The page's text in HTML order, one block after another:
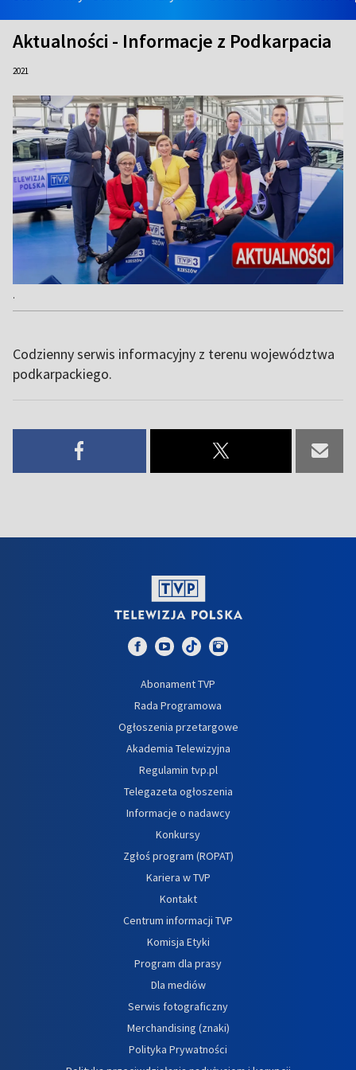
Aktualności - Informacje z Podkarpacia
2021
.
Codzienny serwis informacyjny z terenu województwa
podkarpackiego.
Abonament TVP
Rada Programowa
Ogłoszenia przetargowe
Akademia Telewizyjna
Regulamin tvp.pl
Telegazeta ogłoszenia
Informacje o nadawcy
Konkursy
Zgłoś program (ROPAT)
Kariera w TVP
Kontakt
Centrum informacji TVP
Komisja Etyki
Program dla prasy
Dla mediów
Serwis fotograficzny
Merchandising (znaki)
Polityka Prywatności